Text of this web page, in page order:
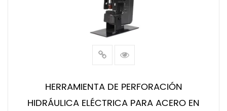
HERRAMIENTA DE PERFORACIÓN
HIDRÁULICA ELÉCTRICA PARA ACERO EN